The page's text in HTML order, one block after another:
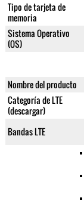
Tipo de tarjeta de
memoria
Sistema Operativo
(OS)
Nombre del producto
Categoría de LTE
(descargar)
Bandas LTE